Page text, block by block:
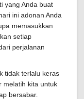
yang Anda buat
ini adonan Anda
memasukkan
setiap
perjalanan
tidak terlalu keras
melatih kita untuk
bersabar.